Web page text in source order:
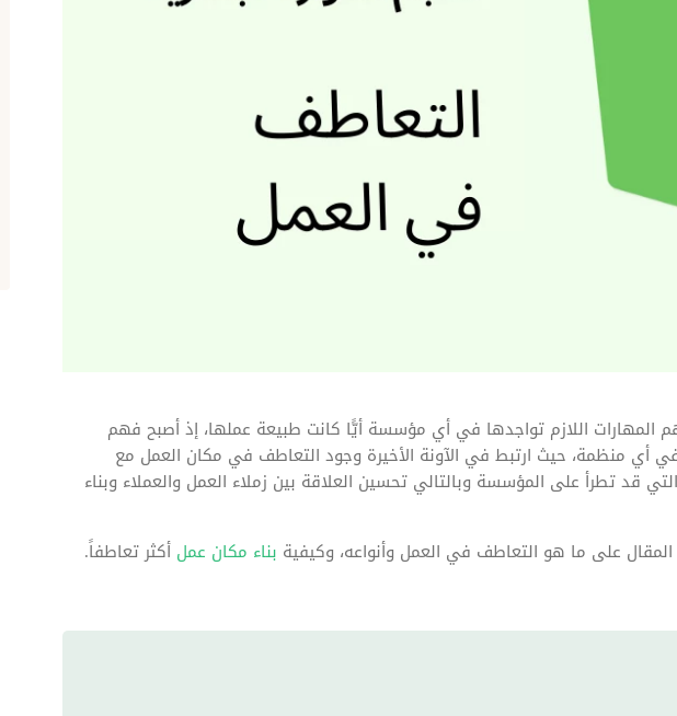
المهارات اللازم تواجدها في أي مؤسسة أيًّا كانت طبيعة عملها، إذ أصبح فهم
أي منظمة، حيث ارتبط في الآونة الأخيرة وجود التعاطف في مكان العمل مع
قد تطرأ على المؤسسة وبالتالي تحسين العلاقة بين زملاء العمل والعملاء وبناء
على ما هو التعاطف في العمل وأنواعه، وكيفية بناء مكان عمل أكثر تعاطفاً.